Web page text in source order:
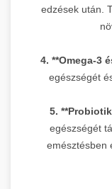
edzések után.
4. **Omega-3
egészségét
5.
egészségét
emésztésben